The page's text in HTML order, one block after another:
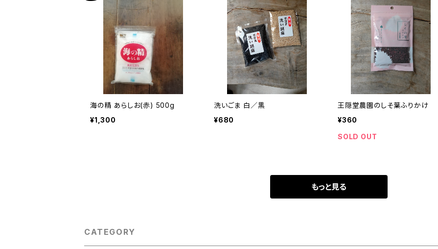
海の精 あらしお(赤) 500g
¥1,300
洗いごま 白／黒
¥680
王隠堂農園のしそ葉ふりかけ
¥360
SOLD OUT
もっと見る
CATEGORY